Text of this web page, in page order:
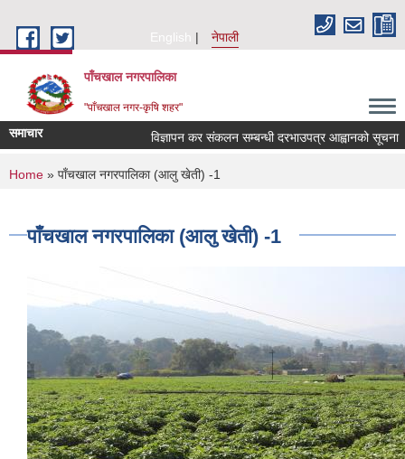
English
नेपाली
पाँचखाल नगरपालिका
"पाँचखाल नगर-कृषि शहर"
समाचार विज्ञापन कर संकलन सम्बन्धी दरभाउपत्र आह्वानको सूचना
You are here
Home » पाँचखाल नगरपालिका (आलु खेती) -1
पाँचखाल नगरपालिका (आलु खेती) -1